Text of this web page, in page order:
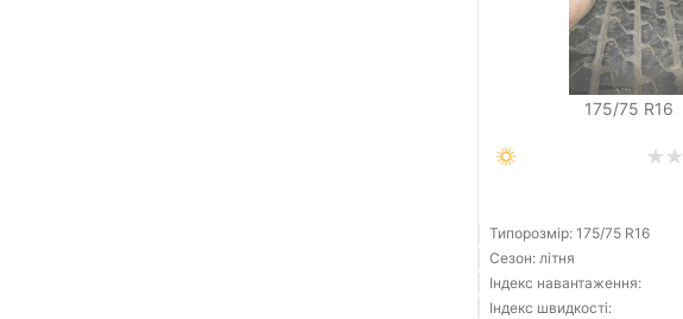
175/75 R16
Типорозмір: 175/75 R16
Сезон: літня
Індекс навантаження:
Індекс швидкості: